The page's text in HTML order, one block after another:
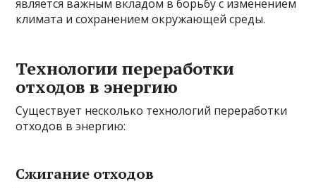
является важным вкладом в борьбу с изменением
климата и сохранением окружающей среды.
Технологии переработки
отходов в энергию
Существует несколько технологий переработки
отходов в энергию:
Сжигание отходов